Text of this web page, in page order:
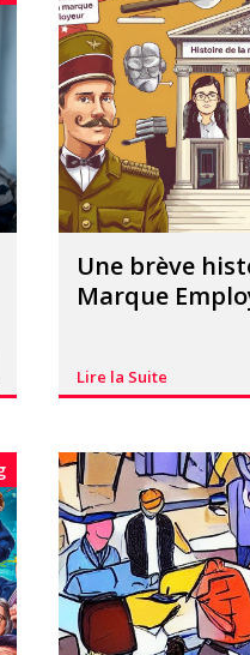
Une brève
Marque
Lire la Suite